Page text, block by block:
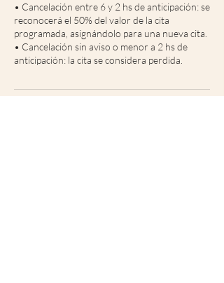
• Cancelación entre 6 y 2 hs de anticipación: se
reconocerá el 50% del valor de la cita
programada, asignándolo para una nueva cita.
• Cancelación sin aviso o menor a 2 hs de
anticipación: la cita se considera perdida.